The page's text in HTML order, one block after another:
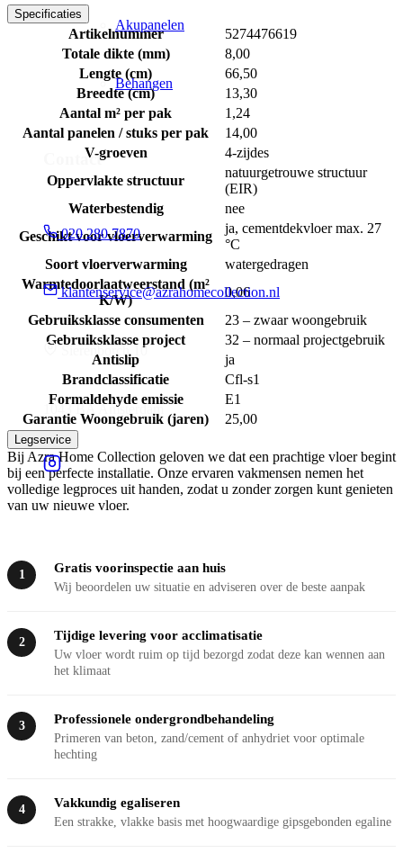
Akupanelen
Behangen
Contact
020 280 7870
klantenservice@azrahomecollection.nl
Sierenborch 10
1043 BA Amsterdam
Specificaties
Artikelnummer
5274476619
Totale dikte (mm)
8,00
Lengte (cm)
66,50
Breedte (cm)
13,30
Aantal m² per pak
1,24
Aantal panelen / stuks per pak
14,00
V-groeven
4-zijdes
Oppervlakte structuur
natuurgetrouwe structuur
(EIR)
Waterbestendig
nee
Geschikt voor vloerverwarming
ja, cementdekvloer max. 27
°C
Soort vloerverwarming
watergedragen
Warmtedoorlaatweerstand (m²
K/W)
0,06
Gebruiksklasse consumenten
23 – zwaar woongebruik
Gebruiksklasse project
32 – normaal projectgebruik
Antislip
ja
Brandclassificatie
Cfl-s1
Formaldehyde emissie
E1
Garantie Woongebruik (jaren)
25,00
Legservice
Bij Azra Home Collection geloven we dat een prachtige vloer begint
bij een perfecte installatie. Onze ervaren vakmensen nemen het
volledige legproces uit handen, zodat u zonder zorgen kunt genieten
van uw nieuwe vloer.
1 Gratis voorinspectie aan huis
Wij beoordelen uw situatie en adviseren over de beste aanpak
2 Tijdige levering voor acclimatisatie
Uw vloer wordt ruim op tijd bezorgd zodat deze kan wennen aan
het klimaat
3 Professionele ondergrondbehandeling
Primeren van beton, zand/cement of anhydriet voor optimale
hechting
4 Vakkundig egaliseren
Een strakke, vlakke basis met hoogwaardige gipsgebonden egaline